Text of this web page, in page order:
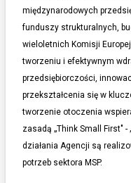
międzynarodowych
funduszy strukturalnych,
wieloletnich Komisji
tworzeniu i efektywnym
przedsiębiorczości,
przekształcenia się w
tworzenie otoczenia
zasadą „Think Small First"
działania Agencji są
potrzeb sektora MSP.